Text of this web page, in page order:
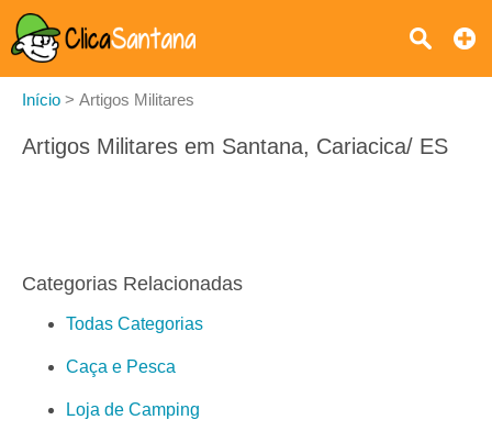
Início > Artigos Militares
Artigos Militares em Santana, Cariacica/ ES
Categorias Relacionadas
Todas Categorias
Caça e Pesca
Loja de Camping